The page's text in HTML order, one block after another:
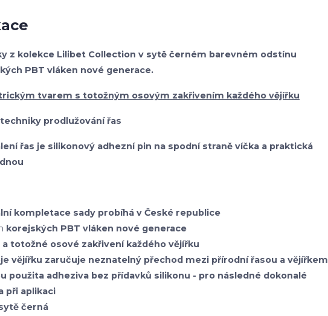
z kolekce Lilibet Collection v sytě černém barevném odstínu
PBT vláken nové generace.
tvarem s totožným osovým zakřivením každého vějířku
prodlužování řas
řas je silikonový adhezní pin na spodní straně víčka a praktická
kompletace sady probíhá v České republice
korejských PBT vláken nové generace
totožné osové zakřivení každého vějířku
vějířku zaručuje neznatelný přechod mezi přírodní řasou a vějířkem
použita adheziva bez přídavků silikonu - pro následné dokonalé
při aplikaci
černá